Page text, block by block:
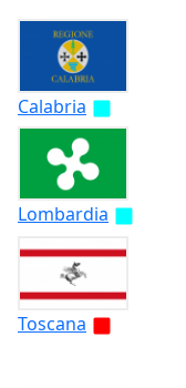
Calabria
Lombardia
Toscana